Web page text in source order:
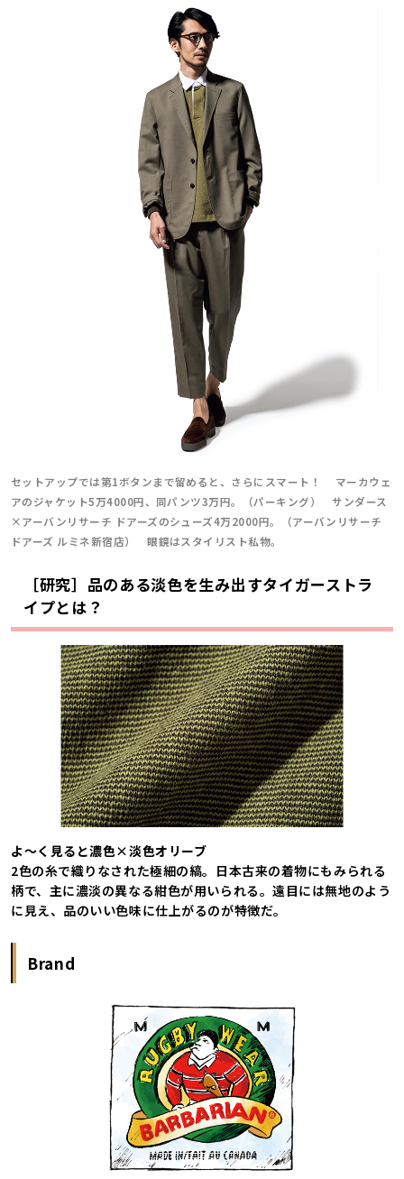
セットアップでは第1ボタンまで留めると、さらにスマート！ マーカウェ
アのジャケット5万4000円、同パンツ3万円。（パーキング） サンダース
×アーバンリサーチ ドアーズのシューズ4万2000円。（アーバンリサーチ
ドアーズ ルミネ新宿店） 眼鏡はスタイリスト私物。
［研究］品のある淡色を生み出すタイガーストラ
イプとは？
よ～く見ると濃色×淡色オリーブ
2色の糸で織りなされた極細の縞。日本古来の着物にもみられる
柄で、主に濃淡の異なる紺色が用いられる。遠目には無地のよう
に見え、品のいい色味に仕上がるのが特徴だ。
Brand